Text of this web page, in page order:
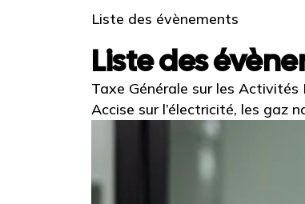
Liste des évènements
Liste des
Taxe Générale sur les Activités
Accise sur l’électricité, les gaz